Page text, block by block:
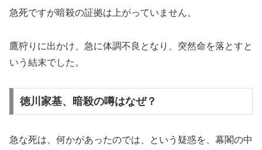
急死ですが暗殺の証拠は上がっていません。
鷹狩りに出かけ、急に体調不良となり、突然命を落とすと
いう結末でした。
徳川家基、暗殺の噂はなぜ？
急な死は、何かがあったのでは、という疑惑を、幕閣の中